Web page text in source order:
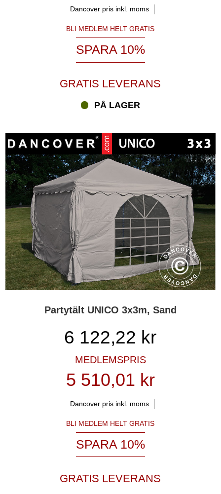
så att du kan få den klassiska romantiska färgen för ditt bröllop och
sand och grön. Oavsett vilken färg på partytältet som du föredrar
kan du få ett färgstarkt och vackert partytält i många år. UNICO
partytältens lätta och slitstarka överdrag har ett underbart
också när olika ljusdekorationer belyser partytältet från insidan.
Letar du efter ett nytt, innovativt och färgglatt partytält?
av partytält och andra evenemangsprodukter i Europa. Bland vårt
enorma urval av högkvalitativa partytält erbjuder vi detta unika
partytält med en perfekt kombination av välkända material. Det
eleganta partytältet har ett lätt, slitstarkt och 100 % vattentätt
PVC/polyesteröverdrag i kombination med den robusta
galvaniserade stålställningen som du känner igen från våra
klassiska partytält med ett PE- eller PVC-överdrag. Du kan få de
eleganta partytälten UNICO i olika storlekar samt livliga och ljusa
färger såsom rött, blått, grönt, sand och grått, svart samt vitt. Vi
designar, tillverkar och erbjuder ett av de största utbuden av
partytält på marknaden och erbjuder personlig service före, under
och efter alla köp.
Dancover pris inkl. moms
BLI MEDLEM HELT GRATIS
SPARA 10%
GRATIS LEVERANS
PÅ LAGER
Partytält UNICO 3x3m, Sand
6 122,22 kr
MEDLEMSPRIS
5 510,01 kr
Dancover pris inkl. moms
BLI MEDLEM HELT GRATIS
SPARA 10%
GRATIS LEVERANS